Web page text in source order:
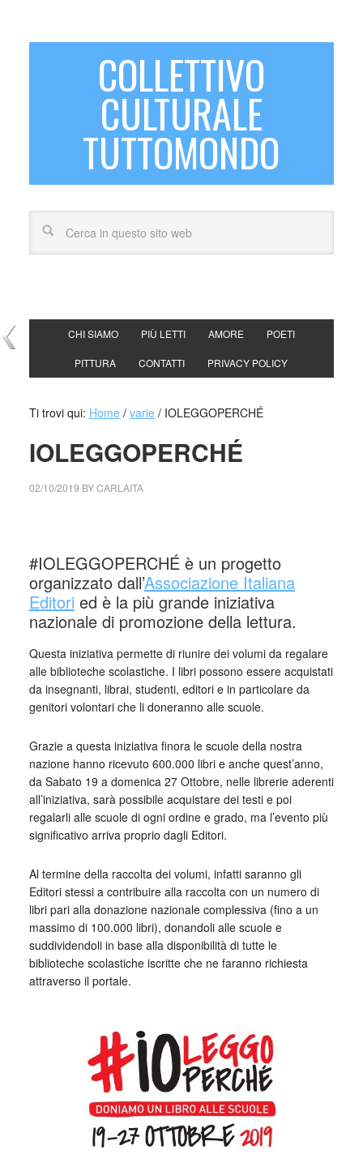
COLLETTIVO
CULTURALE
TUTTOMONDO
CHI SIAMO PIÙ LETTI AMORE POETI
PITTURA CONTATTI PRIVACY POLICY
Ti trovi qui: Home / varie /IOLEGGOPERCHÉ
IOLEGGOPERCHÉ
02/10/2019 BYCARLAITA
#IOLEGGOPERCHÉ è un progetto
organizzato dall’Associazione Italiana
Editoried è la più grande iniziativa
nazionale di promozione della lettura.
Questa iniziativa permette di riunire dei volumi da regalare
alle biblioteche scolastiche. I libri possono essere acquistati
da insegnanti, librai, studenti, editori e in particolare da
genitori volontari che li doneranno alle scuole.
Grazie a questa iniziativa finora le scuole della nostra
nazione hanno ricevuto 600.000 libri e anche quest’anno,
da Sabato 19 a domenica 27 Ottobre, nelle librerie aderenti
all’iniziativa, sarà possibile acquistare dei testi e poi
regalarli alle scuole di ogni ordine e grado, ma l’evento più
significativo arriva proprio dagli Editori.
Al termine della raccolta dei volumi, infatti saranno gli
Editori stessi a contribuire alla raccolta con un numero di
libri pari alla donazione nazionale complessiva (fino a un
massimo di 100.000 libri), donandoli alle scuole e
suddividendoli in base alla disponibilità di tutte le
biblioteche scolastiche iscritte che ne faranno richiesta
attraverso il portale.